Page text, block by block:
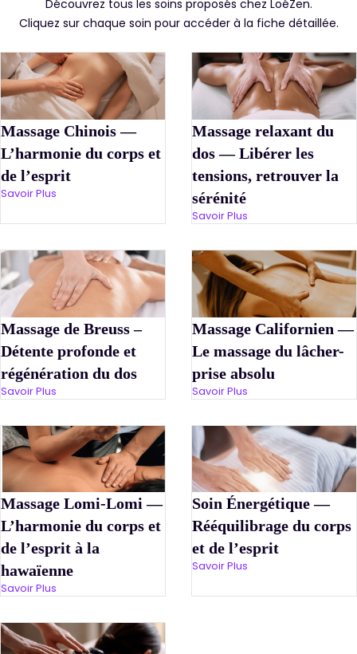
Découvrez tous les soins proposés chez LoéZen.
Cliquez sur chaque soin pour accéder à la fiche détaillée.
Massage Chinois —
L’harmonie du corps et
de l’esprit
Savoir Plus
Massage relaxant du
dos — Libérer les
tensions, retrouver la
sérénité
Savoir Plus
Massage de Breuss –
Détente profonde et
régénération du dos
Savoir Plus
Massage Californien —
Le massage du lâcher-
prise absolu
Savoir Plus
Massage Lomi-Lomi —
L’harmonie du corps et
de l’esprit à la
hawaïenne
Savoir Plus
Soin Énergétique —
Rééquilibrage du corps
et de l’esprit
Savoir Plus